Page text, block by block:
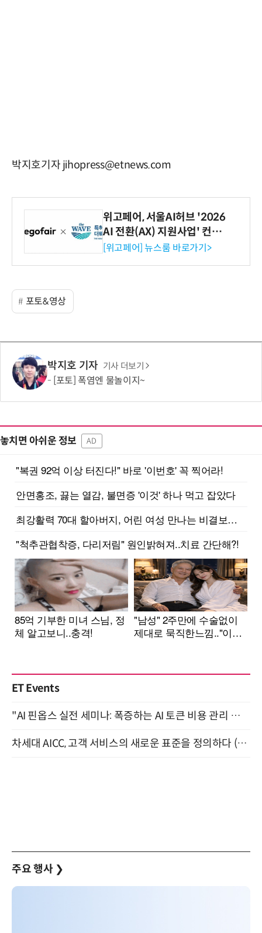
박지호기자 jihopress@etnews.com
위고페어, 서울AI허브 '2026
AI 전환(AX) 지원사업' 컨소
시엄 선정
[위고페어] 뉴스룸 바로가기>
포토&영상
박지호 기자 기사 더보기
[포토] 폭염엔 물놀이지~
놓치면 아쉬운 정보 AD
ET Events
"AI 핀옵스 실전 세미나: 폭증하는 AI 토큰 비용 관리 전략" 8월 21일 개최
차세대 AICC, 고객 서비스의 새로운 표준을 정의하다 (9/9)
주요 행사 ❯